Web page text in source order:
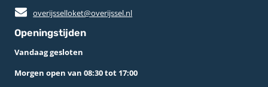
overijsselloket@overijssel.nl
Openingstijden
Vandaag gesloten
Morgen open van 08:30 tot 17:00